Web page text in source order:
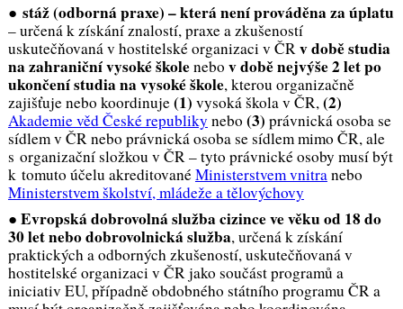
● stáž (odborná praxe) –která není prováděna za úplatu
– určená k získání znalostí, praxe a zkušeností
uskutečňovaná v hostitelské organizaci v ČRv době studia
na zahraniční vysoké školenebo v době nejvýše 2 let po
ukončení studia na vysoké škole, kterou organizačně
zajišťuje nebo koordinuje(1) vysoká škola v ČR,(2)
Akademie věd České republiky nebo (3) právnická osoba se
sídlem v ČR nebo právnická osoba se sídlem mimo ČR, ale
s organizační složkou v ČR – tyto právnické osoby musí být
k tomuto účelu akreditovanéMinisterstvem vnitranebo
Ministerstvem školství, mládeže a tělovýchovy
● Evropská dobrovolná služba cizince ve věku od 18 do
30 let nebo dobrovolnická služba, určená k získání
praktických a odborných zkušeností, uskutečňovaná v
hostitelské organizaci v ČR jako součást programů a
iniciativ EU, případně obdobného státního programu ČR a